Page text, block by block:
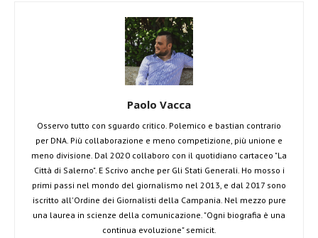
Paolo Vacca
Osservo tutto con sguardo critico. Polemico e bastian contrario
per DNA. Più collaborazione e meno competizione, più unione e
meno divisione. Dal 2020 collaboro con il quotidiano cartaceo "La
Città di Salerno". E Scrivo anche per Gli Stati Generali. Ho mosso i
primi passi nel mondo del giornalismo nel 2013, e dal 2017 sono
iscritto all'Ordine dei Giornalisti della Campania. Nel mezzo pure
una laurea in scienze della comunicazione. "Ogni biografia è una
continua evoluzione" semicit.